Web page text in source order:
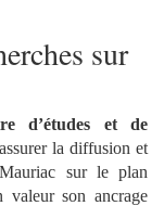
sur
d’études et de
la diffusion et
sur le plan
valeur son ancrage